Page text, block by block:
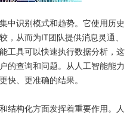
识别模式和趋势。它使用历史
，从而为IT团队提供消息灵通、
工具可以快速执行数据分析，这
的查询和问题。从人工智能能力
快、更准确的结果。
构化方面发挥着重要作用。人